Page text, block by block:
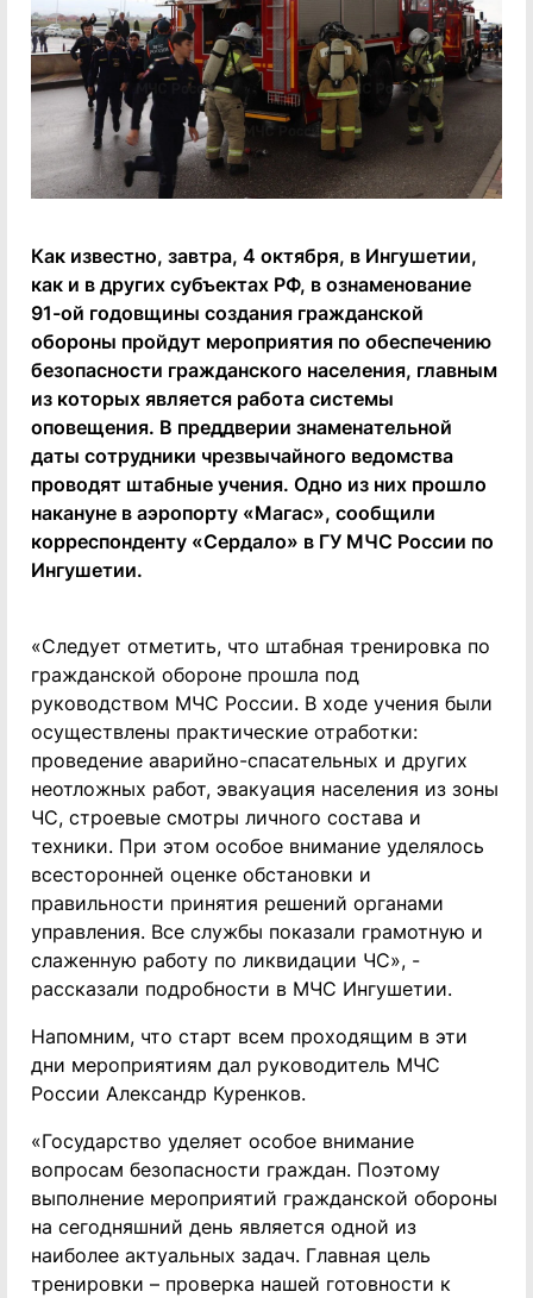
Как известно, завтра, 4 октября, в Ингушетии,
как и в других субъектах РФ, в ознаменование
91-ой годовщины создания гражданской
обороны пройдут мероприятия по обеспечению
безопасности гражданского населения, главным
из которых является работа системы
оповещения. В преддверии знаменательной
даты сотрудники чрезвычайного ведомства
проводят штабные учения. Одно из них прошло
накануне в аэропорту «Магас», сообщили
корреспонденту «Сердало» в ГУ МЧС России по
Ингушетии.
«Следует отметить, что штабная тренировка по
гражданской обороне прошла под
руководством МЧС России. В ходе учения были
осуществлены практические отработки:
проведение аварийно-спасательных и других
неотложных работ, эвакуация населения из зоны
ЧС, строевые смотры личного состава и
техники. При этом особое внимание уделялось
всесторонней оценке обстановки и
правильности принятия решений органами
управления. Все службы показали грамотную и
слаженную работу по ликвидации ЧС», -
рассказали подробности в МЧС Ингушетии.
Напомним, что старт всем проходящим в эти
дни мероприятиям дал руководитель МЧС
России Александр Куренков.
«Государство уделяет особое внимание
вопросам безопасности граждан. Поэтому
выполнение мероприятий гражданской обороны
на сегодняшний день является одной из
наиболее актуальных задач. Главная цель
тренировки – проверка нашей готовности к